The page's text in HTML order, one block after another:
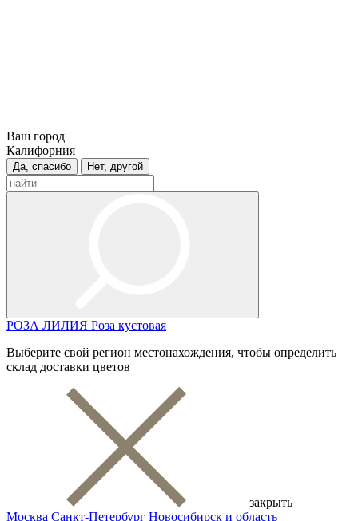
Ваш город
Калифорния
Да, спасибо Нет, другой
РОЗА ЛИЛИЯ Роза кустовая
Выберите свой регион местонахождения, чтобы определить
склад доставки цветов
закрыть
Москва Санкт-Петербург Новосибирск и область